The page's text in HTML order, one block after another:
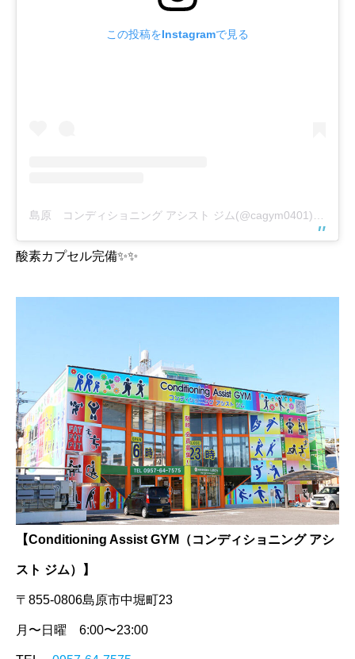
この投稿をInstagramで見る
酸素カプセル完備✨✨
【Conditioning Assist GYM（コンディショニング アシ
スト ジム）】
〒855-0806島原市中堀町23
月〜日曜 6:00〜23:00